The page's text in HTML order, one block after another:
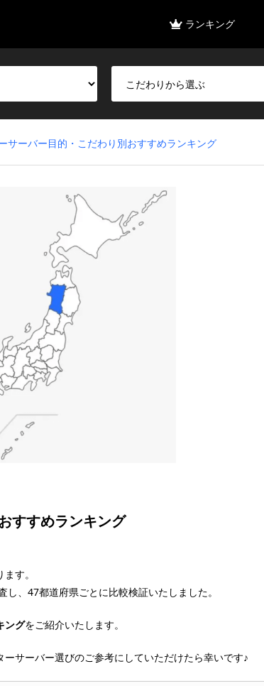
ランキング
サーバー目的・こだわり別おすすめランキング
すすめランキング
す。
、47都道府県ごとに比較検証いたしました。
ングをご紹介いたします。
サーバー選びのご参考にしていただけたら幸いです♪